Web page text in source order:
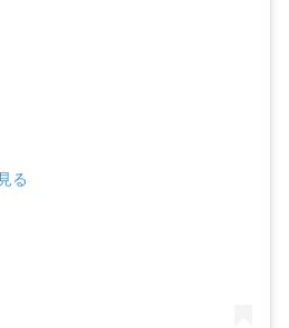
る